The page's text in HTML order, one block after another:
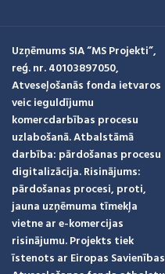
Uzņēmums SIA “MS Projekti”,
reģ. nr. 40103897050,
Atveseļošanās fonda ietvaros
veic ieguldījumu
komercdarbības procesu
uzlabošanā. Atbalstāmā
darbība: pārdošanas procesu
digitalizācija. Risinājums:
pārdošanas procesi, proti,
jauna uzņēmuma tīmekļa
vietne ar e-komercijas
risinājumu. Projekts tiek
īstenots ar Eiropas Savienības